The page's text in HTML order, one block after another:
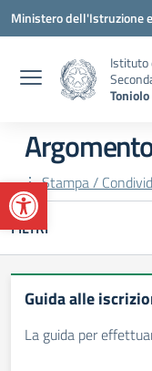
Apri la
Vai ai contenuti
Vai al menu di navigazione
Vai al footer
Ministero dell'Istruzione
Istituto
Toniolo
Stampa /
FILTRI
Guida alle
La guida per